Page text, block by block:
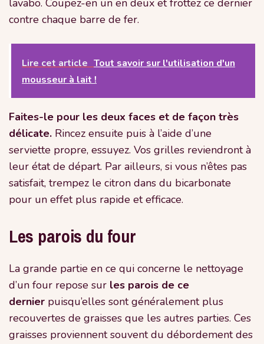
lavabo. Coupez-en un en deux et frottez ce dernier
contre chaque barre de fer.
Lire cet article Tout savoir sur l'utilisation d'un
mousseur à lait !
Faites-le pour les deux faces et de façon très
délicate. Rincez ensuite puis à l’aide d’une
serviette propre, essuyez. Vos grilles reviendront à
leur état de départ. Par ailleurs, si vous n’êtes pas
satisfait, trempez le citron dans du bicarbonate
pour un effet plus rapide et efficace.
Les parois du four
La grande partie en ce qui concerne le nettoyage
d’un four repose sur les parois de ce
dernier puisqu’elles sont généralement plus
recouvertes de graisses que les autres parties. Ces
graisses proviennent souvent du débordement des